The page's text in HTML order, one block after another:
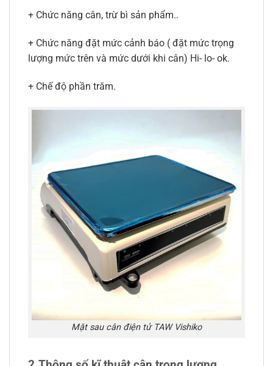
+ Chức năng cân, trừ bì sản phẩm..
+ Chức năng đặt mức cảnh báo ( đặt mức trọng
lượng mức trên và mức dưới khi cân) Hi- lo- ok.
+ Chế độ phần trăm.
Mặt sau cân điện tử TAW Vishiko